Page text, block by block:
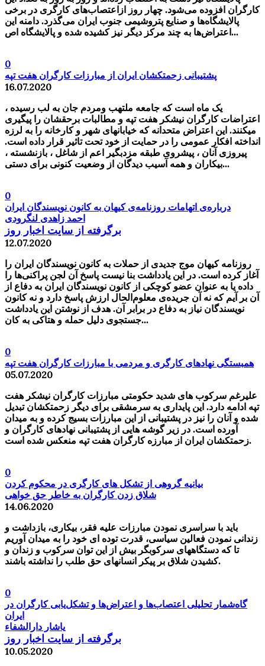
کارگران افزوده می‌شود. چهار روز ازاعتصاب‌های کارگری در برخی
پالایشگاه‌ها و صنایع پتروشیمی جنوب ایران می‌گذرد. دامنه این
اعتراض‌ها به چند مرکز دیگر نیز کشیده شده و پالایشگاه اص...
0
پشتیبانی زحمتکشان ایران از مبارزات کارگران هفت تپه
16.07.2020
یک ماه است که جامعه ملتهب ومردم جان به لب رسیده ،
اعتراضات کارگران نیشکر هفت تپه و مطالبات برحقشان را پیگیری
میکنند. این اعتراض متحدانه که خیابانهای شهر و کارخانه را به لرزه
انداخته افکار عمومی را در حمایت از خود تحت تاثیر قرار داده است.
پیروزی آنان ، پیشروی طبقه مزدبگیر اعم از شاغل ، بازنشسته ،
بیکاران و همه آسیب دیدگان از وضعیت کنونی برای دستی...
0
درباره‌ی اتهامات روزنامه‌ی کیهان به کانون نویسندگان ایران
احمد زاهدی لنگرودی
برگرفته از سایت اخبار روز
12.07.2020
روزنامه‌ کیهان موج جدیدی از حملات به کانون نویسندگان ایران را
آغاز کرده است. در این یادداشت بنا نیست پاسخ آن لجن‌ پراکنی‌ها را
داده یا به عنوان عضو کوچکی از کانون نویسندگان ایران به دفاع از
آن بر آیم که نه آن جریده‌ی معلوم‌الحال ارزش پاسخ دارد و نه کانون
نویسندگان نیاز به دفاع در برابر آن. هدف از نوشتن این یادداشت
جستجوی دلیل حمله و هتاکی به کان...
0
همبستگی نهادهای کارگری و مردمی با مبارزات کارگران هفت تپه
05.07.2020
علیرغم سرکوب های شدید حکومتی مبارزات کارگران نیشکر هفت
تپه ادامه دارد. این پایداری به سرمشقی برای دیگر زحمتکشان تبدیل
شده و آنان را نیز در پشتیبانی از این مبارزات بسیج کرده و به میدان
آورده است. در زیر گوشه هایی از پشتیبانی نهادهای کارگران و
زحمتکشان ایران از مبارزه کارگران هفت تپه منعکس شده است.
0
بیانیه گروهی از تشکل های کارگری در محکوم کردن
شلاق زدن کارگران به خاطر حق خواهی
14.06.2020
باید با سراسری نمودن مبارزات علیه فقر، بیکاری، بازداشت و
زندانی نمودن فعالین سیاسی، قدرت توده ای خود را به میدان آوریم
تا که دستگاههای سرکوبگر بیش از این توان سرکوب و زندان و
کشیدن شلاق بر پیکر انسانهای حق طلب را نداشته باشند.
0
گاه‏‌شمار تحلیلی اعتصاب‏‌ها و اعتراض‏‌ها و تشکل‏‌یابی کارگران در
ایران
یاشار دارالشفاء
برگرفته از سایت اخبار روز
10.05.2020